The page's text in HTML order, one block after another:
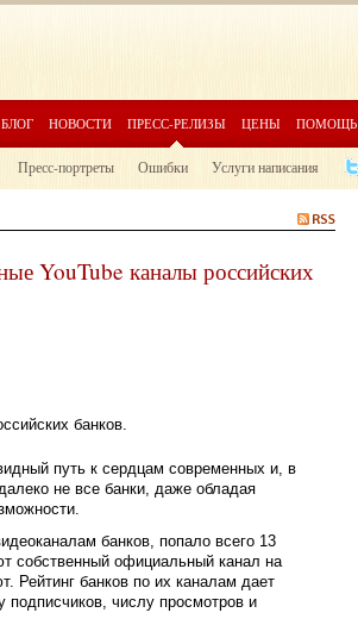
БЛОГ НОВОСТИ ПРЕСС-РЕЛИЗЫ ЦЕНЫ ПОМОЩЬ
Пресс-портреты Ошибки Услуги написания
YouTube каналы российских
банков.
путь к сердцам современных и, в
не все банки, даже обладая
банков, попало всего 13
собственный официальный канал на
Рейтинг банков по их каналам дает
подписчиков, числу просмотров и